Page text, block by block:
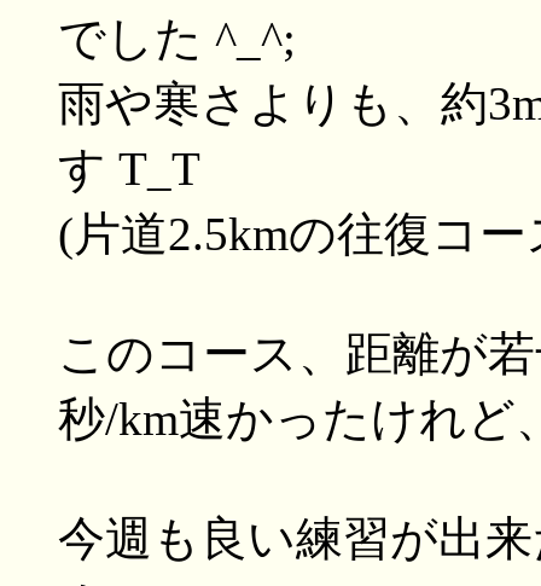
でした ^_^;
雨や寒さよりも、約
す T_T
(片道2.5kmの往復コー
このコース、距離が
秒/km速かったけれど
今週も良い練習が出